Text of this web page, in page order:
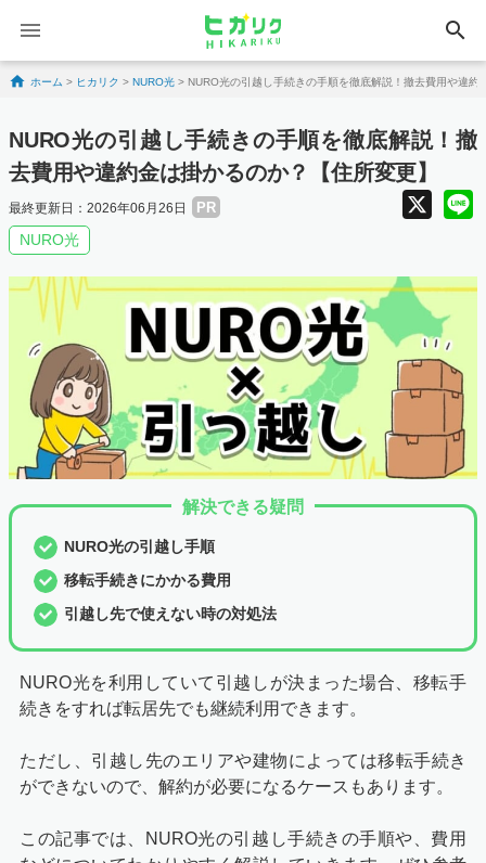
search
Skip to content
ホーム > ヒカリク > NURO光 > NURO光の引越し手続きの手順を徹底解説！撤去費用や違約
NURO光の引越し手続きの手順を徹底解説！撤
去費用や違約金は掛かるのか？【住所変更】
最終更新日：2026年06月26日 PR X
NURO光
解決できる疑問
NURO光の引越し手順
移転手続きにかかる費用
引越し先で使えない時の対処法
NURO光を利用していて引越しが決まった場合、移転手
続きをすれば転居先でも継続利用できます。
ただし、引越し先のエリアや建物によっては移転手続き
ができないので、解約が必要になるケースもあります。
この記事では、NURO光の引越し手続きの手順や、費用